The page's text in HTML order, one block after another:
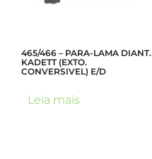
465/466 – PARA-LAMA DIANT.
KADETT (EXTO.
CONVERSIVEL) E/D
Leia mais